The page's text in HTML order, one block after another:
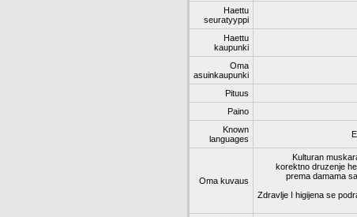
Haettu
seuratyyppi
Haettu
kaupunki
Oma
asuinkaupunki
Pituus
Paino
Known
languages
Oma kuvaus
Kulturan
korektno druzenje
prema damama
Zdravlje I higijena se